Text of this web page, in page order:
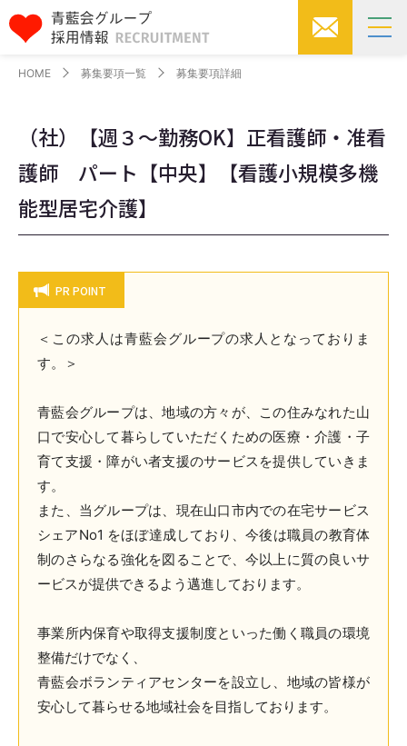
HOME 募集要項一覧 募集要項詳細
（社）【週３～勤務OK】正看護師・准看
護師 パート【中央】【看護小規模多機
能型居宅介護】
PR POINT
＜この求人は青藍会グループの求人となっておりま
す。＞
青藍会グループは、地域の方々が、この住みなれた山
口で安心して暮らしていただくための医療・介護・子
育て支援・障がい者支援のサービスを提供していきま
す。
また、当グループは、現在山口市内での在宅サービス
シェアNo1 をほぼ達成しており、今後は職員の教育体
制のさらなる強化を図ることで、今以上に質の良いサ
ービスが提供できるよう邁進しております。
事業所内保育や取得支援制度といった働く職員の環境
整備だけでなく、
青藍会ボランティアセンターを設立し、地域の皆様が
安心して暮らせる地域社会を目指しております。